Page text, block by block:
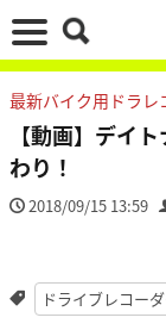
最新バイク用ドラレ
【動画】デイ
わり！
2018/09/15 13:59
ドライブレコー